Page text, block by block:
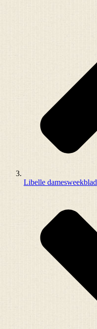
Libelle damesweekblad